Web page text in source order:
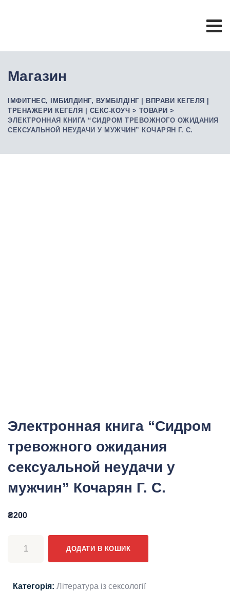
Магазин
ІМФИТНЕС, ІМБИЛДИНГ, ВУМБІЛДІНГ | ВПРАВИ КЕГЕЛЯ |
ТРЕНАЖЕРИ КЕГЕЛЯ | СЕКС-КОУЧ > ТОВАРИ >
ЭЛЕКТРОННАЯ КНИГА “СИДРОМ ТРЕВОЖНОГО ОЖИДАНИЯ
СЕКСУАЛЬНОЙ НЕУДАЧИ У МУЖЧИН” КОЧАРЯН Г. С.
Электронная книга “Сидром
тревожного ожидания
сексуальной неудачи у
мужчин” Кочарян Г. С.
₴200
тревожного
ДОДАТИ В КОШИК
Категорія: Література із сексології